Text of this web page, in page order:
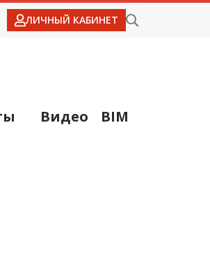
ЛИЧНЫЙ КАБИНЕТ
Видео BIM